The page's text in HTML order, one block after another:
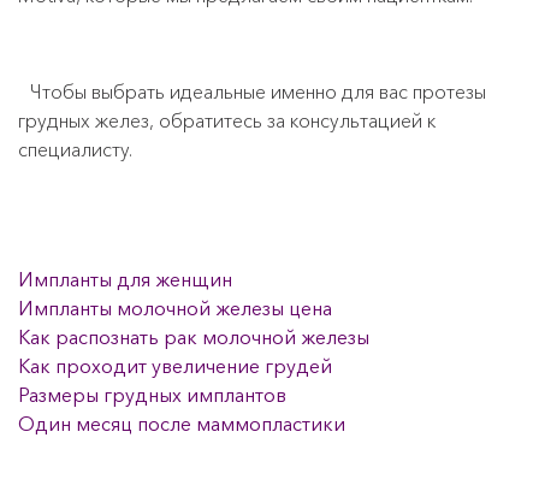
Чтобы выбрать идеальные именно для вас протезы
грудных желез, обратитесь за консультацией к
специалисту.
Импланты для женщин
Импланты молочной железы цена
Как распознать рак молочной железы
Как проходит увеличение грудей
Размеры грудных имплантов
Один месяц после маммопластики